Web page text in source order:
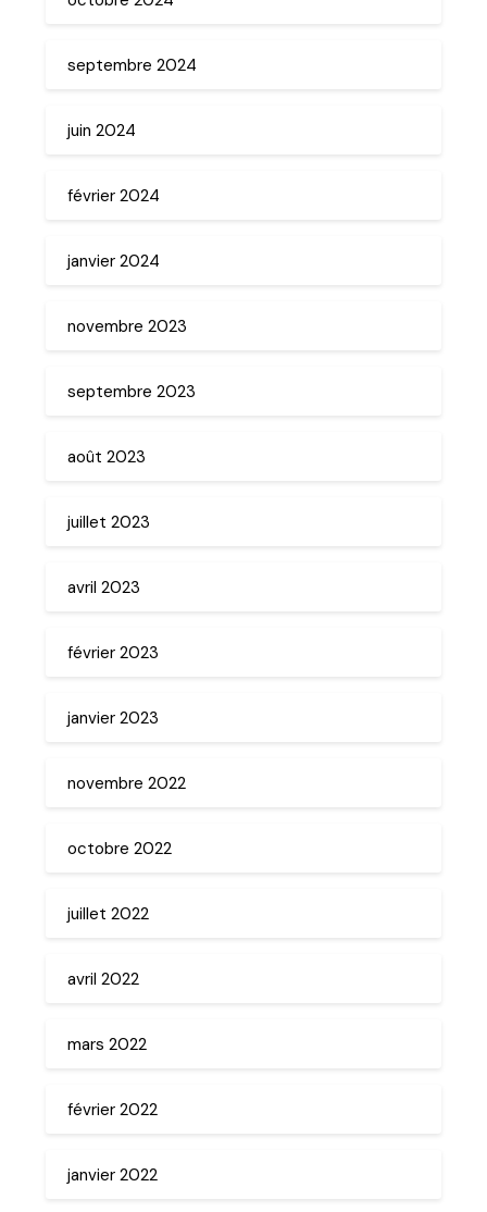
septembre 2024
juin 2024
février 2024
janvier 2024
novembre 2023
septembre 2023
août 2023
juillet 2023
avril 2023
février 2023
janvier 2023
novembre 2022
octobre 2022
juillet 2022
avril 2022
mars 2022
février 2022
janvier 2022